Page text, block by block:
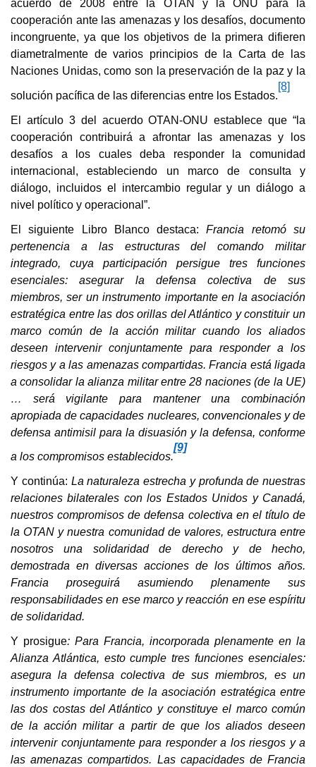
acuerdo de 2008 entre la OTAN y la ONU para la
cooperación ante las amenazas y los desafíos, documento
incongruente, ya que los objetivos de la primera difieren
diametralmente de varios principios de la Carta de las
Naciones Unidas, como son la preservación de la paz y la
solución pacífica de las diferencias entre los Estados.
[8]
El artículo 3 del acuerdo OTAN-ONU establece que “la
cooperación contribuirá a afrontar las amenazas y los
desafíos a los cuales deba responder la comunidad
internacional, estableciendo un marco de consulta y
diálogo, incluidos el intercambio regular y un diálogo a
nivel político y operacional”.
El siguiente Libro Blanco destaca:Francia retomó su
pertenencia a las estructuras del comando militar
integrado, cuya participación persigue tres funciones
esenciales: asegurar la defensa colectiva de sus
miembros, ser un instrumento importante en la asociación
estratégica entre las dos orillas del Atlántico y constituir un
marco común de la acción militar cuando los aliados
deseen intervenir conjuntamente para responder a los
riesgos y a las amenazas compartidas. Francia está ligada
a consolidar la alianza militar entre 28 naciones (de la UE)
… será vigilante para mantener una combinación
apropiada de capacidades nucleares, convencionales y de
defensa antimisil para la disuasión y la defensa, conforme
a los compromisos establecidos.
[9]
Y continúa: La naturaleza estrecha y profunda de nuestras
relaciones bilaterales con los Estados Unidos y Canadá,
nuestros compromisos de defensa colectiva en el título de
la OTAN y nuestra comunidad de valores, estructura entre
nosotros una solidaridad de derecho y de hecho,
demostrada en diversas acciones de los últimos años.
Francia proseguirá asumiendo plenamente sus
responsabilidades en ese marco y reacción en ese espíritu
de solidaridad.
Y prosigue: Para Francia, incorporada plenamente en la
Alianza Atlántica, esto cumple tres funciones esenciales:
asegura la defensa colectiva de sus miembros, es un
instrumento importante de la asociación estratégica entre
las dos costas del Atlántico y constituye el marco común
de la acción militar a partir de que los aliados deseen
intervenir conjuntamente para responder a los riesgos y a
las amenazas compartidos. Las capacidades de Francia